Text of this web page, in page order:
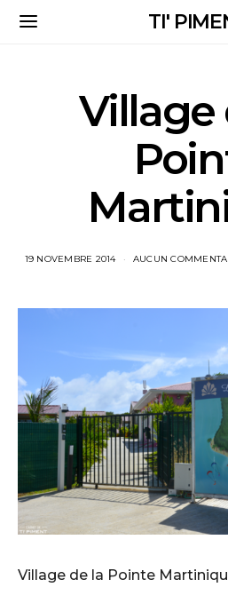
TI'
Village
19 NOVEMBRE 2014 AUCUN
Village de la Pointe